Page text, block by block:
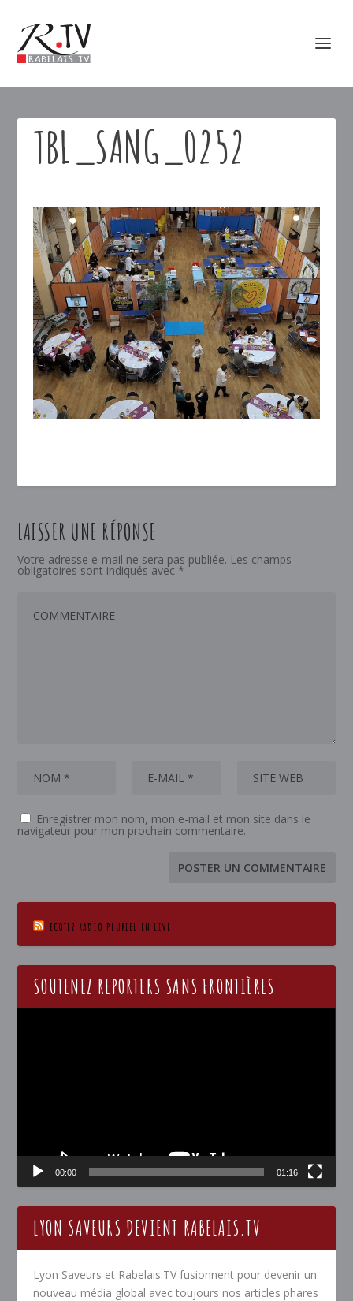
TBL_SANG_0252
LAISSER UNE RÉPONSE
Votre adresse e-mail ne sera pas publiée. Les champs
obligatoires sont indiqués avec *
Enregistrer mon nom, mon e-mail et mon site dans le
navigateur pour mon prochain commentaire.
ECOTEZ RADIO PLURIEL EN LIVE
SOUTENEZ REPORTERS SANS FRONTIÈRES
00:00 01:16
LYON SAVEURS DEVIENT RABELAIS.TV
Lyon Saveurs et Rabelais.TV fusionnent pour devenir un
nouveau média global avec toujours nos articles phares